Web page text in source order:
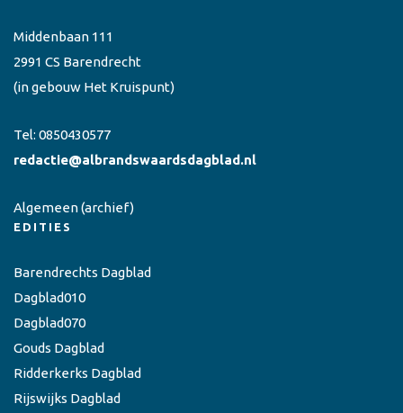
Middenbaan 111
2991 CS Barendrecht
(in gebouw Het Kruispunt)
Tel: 0850430577
redactie@albrandswaardsdagblad.nl
Algemeen(archief)
EDITIES
Barendrechts Dagblad
Dagblad010
Dagblad070
Gouds Dagblad
Ridderkerks Dagblad
Rijswijks Dagblad